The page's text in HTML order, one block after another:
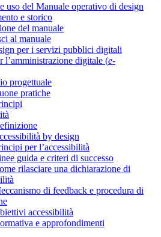
uso del Manuale operativo di design
e storico
del manuale
al manuale
per i servizi pubblici digitali
l’amministrazione digitale (e-
progettuale
pratiche
by design
per l’accessibilità
guida e criteri di successo
rilasciare una dichiarazione di
di feedback e procedura di
accessibilità
e approfondimenti